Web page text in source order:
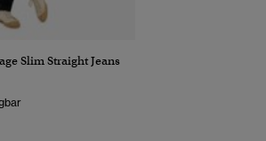
Slim Straight Jeans